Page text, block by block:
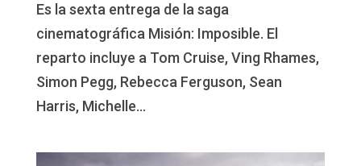
Es la sexta entrega de la saga
cinematográfica Misión: Imposible. El
reparto incluye a Tom Cruise, Ving Rhames,
Simon Pegg, Rebecca Ferguson, Sean
Harris, Michelle...